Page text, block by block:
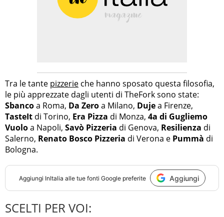
Tra le tante pizzerie che hanno sposato questa filosofia,
le più apprezzate dagli utenti di TheFork sono state:
Sbancoa Roma, Da Zeroa Milano, Dujea Firenze,
TasteIt di Torino, Era Pizza di Monza, 4a di Gugliemo
Vuoloa Napoli, Savò Pizzeria di Genova, Resilienza di
Salerno, Renato Bosco Pizzeria di Verona e Pummà di
Bologna.
Aggiungi InItalia alle tue fonti Google preferite Aggiungi
SCELTI PER VOI: